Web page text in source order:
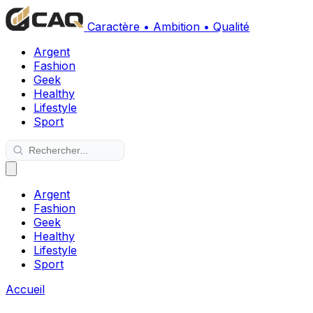
Caractère • Ambition • Qualité
Argent
Fashion
Geek
Healthy
Lifestyle
Sport
Argent
Fashion
Geek
Healthy
Lifestyle
Sport
Accueil